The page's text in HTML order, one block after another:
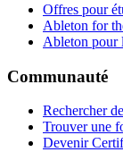
Offres pour
Ableton for
Ableton pour
Communauté
Rechercher
Trouver une
Devenir